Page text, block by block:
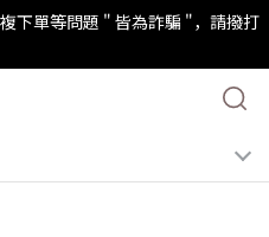
單等問題 " 皆為詐騙 "，請撥打